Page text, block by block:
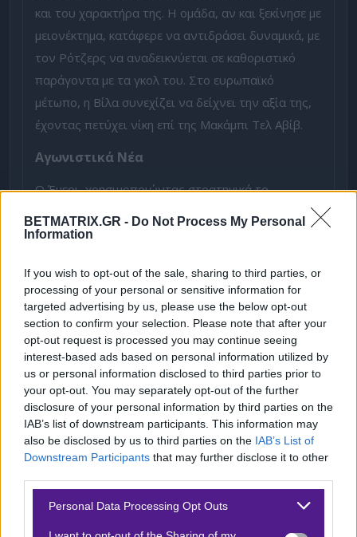
BETMATRIX.GR - Do Not Process My Personal
Information
If you wish to opt-out of the sale, sharing to third parties, or
processing of your personal or sensitive information for
targeted advertising by us, please use the below opt-out
section to confirm your selection. Please note that after your
opt-out request is processed you may continue seeing
interest-based ads based on personal information utilized by
us or personal information disclosed to third parties prior to
your opt-out. You may separately opt-out of the further
disclosure of your personal information by third parties on the
IAB’s list of downstream participants. This information may
also be disclosed by us to third parties on the IAB’s List of
Downstream Participants that may further disclose it to other
Please note that this website/app uses one or more Google
Personal Data Processing Opt Outs
και του χαρακτήρα της. Η ομάδα, αν και ξεκίνησε με
μειονέκτημα, κατάφερε να αντιδράσει δυναμικά, με
τον Ρότζερς να αναδεικνύεται σε καθοριστικό
παράγοντα με τα γκολ του. Στο ευρωπαϊκό
μέτωπο, η Βίλα συνεχίζει να δείχνει την αξία της,
έχοντας πετύχει νίκη επί της Μακάμπι Τελ Αβίβ.
Αγωνιστικά Νέα
Ο Έμερι, χρησιμοποιώντας στρατηγικά το
φρέσκια και αποτελεσματική. Παρά την απουσία
επιστροφή των Ονάνα και Γκαρθία ενισχύει τις
επιλογές της ομάδας, ειδικά στην άμυνα και το
κέντρο. Η Βίλα δείχνει αποφασισμένη να συνεχίσει
την επιτυχημένη πορεία της, τόσο στο εσωτερικό
όσο και στο ευρωπαϊκό πεδίο.
ΓΙΟΥΝΓΚ ΜΠΟΙΣ
Ρεπορτάζ
Η Γιουνγκ Μπόις, με τον Χεράρδο Σεοάνε στο